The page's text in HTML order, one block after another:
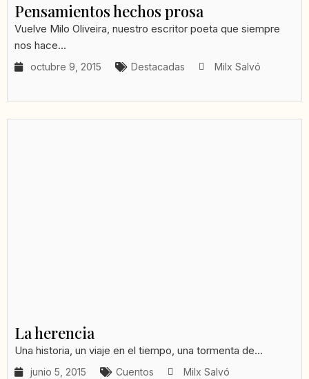
Pensamientos hechos prosa
Vuelve Milo Oliveira, nuestro escritor poeta que siempre
nos hace...
octubre 9, 2015 Destacadas Milx Salvó
La herencia
Una historia, un viaje en el tiempo, una tormenta de...
junio 5, 2015 Cuentos Milx Salvó